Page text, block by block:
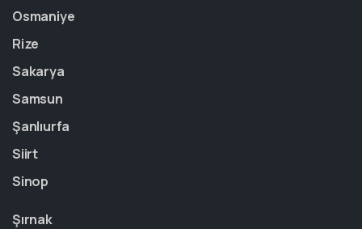
Osmaniye
Rize
Sakarya
Samsun
Şanlıurfa
Siirt
Sinop
Şırnak